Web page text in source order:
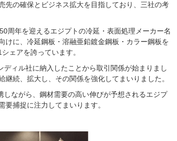
先の確保とビジネス拡大を目指しており、三社の考
周年を迎えるエジプトの冷延・表面処理メーカー名
けに、冷延鋼板・溶融亜鉛鍍金鋼板・カラー鋼板を
ェアを誇っています。
ィル社に納入したことから取引関係が始まりまし
続、拡大し、その関係を強化してまいりました。
ながら、鋼材需要の高い伸びが予想されるエジプ
要捕捉に注力してまいります。